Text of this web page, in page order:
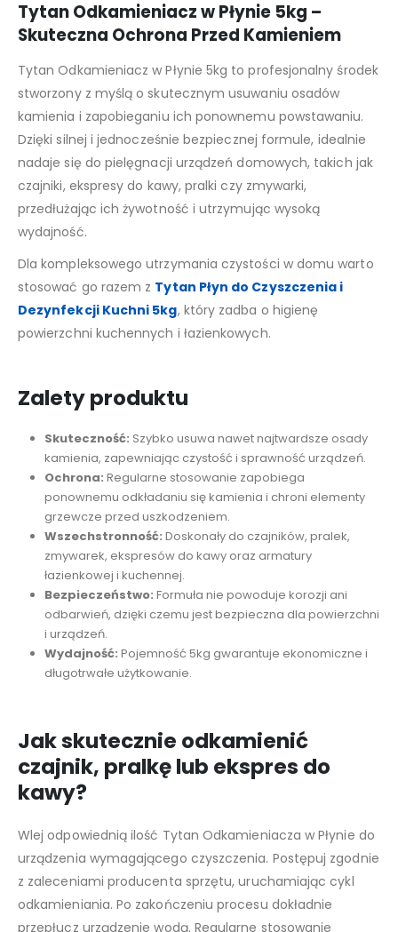
Tytan Odkamieniacz w Płynie 5kg –
Skuteczna Ochrona Przed Kamieniem
Tytan Odkamieniacz w Płynie 5kg to profesjonalny środek
stworzony z myślą o skutecznym usuwaniu osadów
kamienia i zapobieganiu ich ponownemu powstawaniu.
Dzięki silnej i jednocześnie bezpiecznej formule, idealnie
nadaje się do pielęgnacji urządzeń domowych, takich jak
czajniki, ekspresy do kawy, pralki czy zmywarki,
przedłużając ich żywotność i utrzymując wysoką
wydajność.
Dla kompleksowego utrzymania czystości w domu warto
stosować go razem z Tytan Płyn do Czyszczenia i
Dezynfekcji Kuchni 5kg, który zadba o higienę
powierzchni kuchennych i łazienkowych.
Zalety produktu
Skuteczność: Szybko usuwa nawet najtwardsze osady
kamienia, zapewniając czystość i sprawność urządzeń.
Ochrona: Regularne stosowanie zapobiega
ponownemu odkładaniu się kamienia i chroni elementy
grzewcze przed uszkodzeniem.
Wszechstronność: Doskonały do czajników, pralek,
zmywarek, ekspresów do kawy oraz armatury
łazienkowej i kuchennej.
Bezpieczeństwo: Formuła nie powoduje korozji ani
odbarwień, dzięki czemu jest bezpieczna dla powierzchni
i urządzeń.
Wydajność: Pojemność 5kg gwarantuje ekonomiczne i
długotrwałe użytkowanie.
Jak skutecznie odkamienić
czajnik, pralkę lub ekspres do
kawy?
Wlej odpowiednią ilość Tytan Odkamieniacza w Płynie do
urządzenia wymagającego czyszczenia. Postępuj zgodnie
z zaleceniami producenta sprzętu, uruchamiając cykl
odkamieniania. Po zakończeniu procesu dokładnie
przepłucz urządzenie wodą. Regularne stosowanie